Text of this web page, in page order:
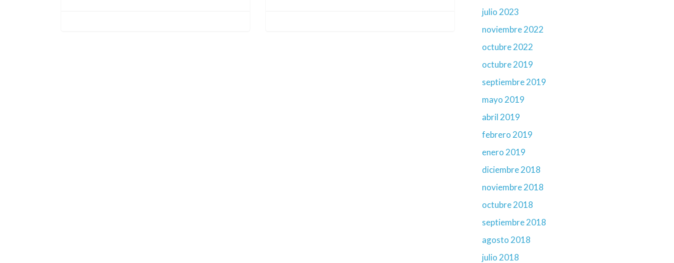
julio 2023
noviembre 2022
octubre 2022
octubre 2019
septiembre 2019
mayo 2019
abril 2019
febrero 2019
enero 2019
diciembre 2018
noviembre 2018
octubre 2018
septiembre 2018
agosto 2018
julio 2018